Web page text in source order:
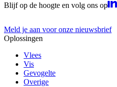
Blijf op de hoogte en volg ons op
Meld je aan voor onze nieuwsbrief
Oplossingen
Vlees
Vis
Gevogelte
Overige